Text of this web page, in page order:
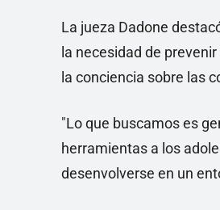
La jueza Dadone
la necesidad de
la conciencia sobre las
"Lo que buscamos es
herramientas a los
desenvolverse en un